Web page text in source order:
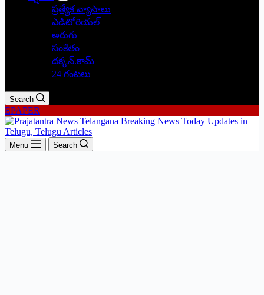
ప్రత్యేక వ్యాసాలు
ఎడిటోరియల్
అరుగు
సంకేతం
దక్కన్.కామ్
24 గంటలు
Search
EPAPER
Menu Search